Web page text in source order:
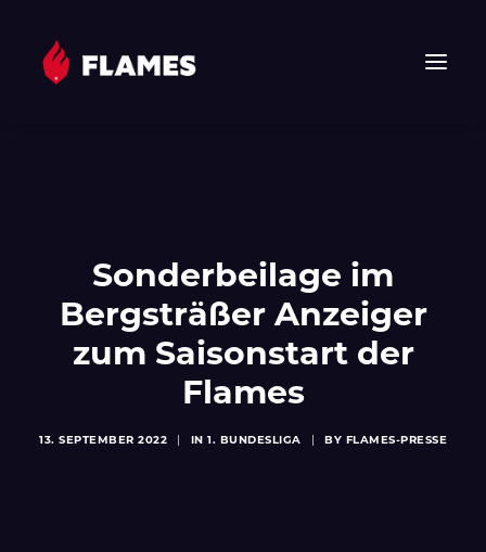
JUNIOR FLAMES
JUGEND
TICKETS
Sonderbeilage im
Bergsträßer Anzeiger
zum Saisonstart der
Flames
13. SEPTEMBER 2022 IN 1. BUNDESLIGA BY FLAMES-PRESSE